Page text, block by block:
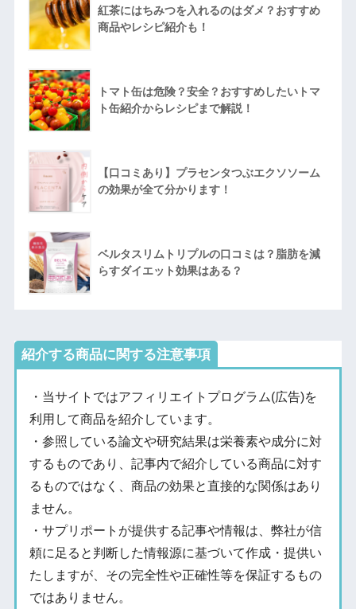
紅茶にはちみつを入れるのはダメ？おすすめ
商品やレシピ紹介も！
トマト缶は危険？安全？おすすめしたいトマ
ト缶紹介からレシピまで解説！
【口コミあり】プラセンタつぶエクソソーム
の効果が全て分かります！
ベルタスリムトリプルの口コミは？脂肪を減
らすダイエット効果はある？
紹介する商品に関する注意事項
・当サイトではアフィリエイトプログラム(広告)を
利用して商品を紹介しています。
・参照している論文や研究結果は栄養素や成分に対
するものであり、記事内で紹介している商品に対す
るものではなく、商品の効果と直接的な関係はあり
ません。
・サプリポートが提供する記事や情報は、弊社が信
頼に足ると判断した情報源に基づいて作成・提供い
たしますが、その完全性や正確性等を保証するもの
ではありません。